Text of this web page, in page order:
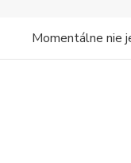
Momentálne nie